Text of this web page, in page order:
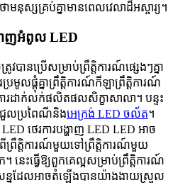
មនុស្សគ្រប់គ្នាមានពេលវេលាដ៏អស្ចារ្យ។
ាញអំពូល LED
រូវបានប្រើសម្រាប់ព្រឹត្តិការណ៍ផ្សេងៗគ្នា
មូលផ្តុំគ្នាព្រឹត្តិការណ៍កីឡាព្រឹត្តិការណ៍
រដាក់លក់ផលិតផលសិក្ខាសាលា។ បន្ទះ
ជួលប្រពៃណីនិងអេក្រង់ LED ចល័ត។
ថេរការបង្ហាញ LED LED អាច
រឹត្តិការណ៍មួយទៅព្រឹត្តិការណ៍មួយ
ះធ្វើឱ្យពួកគេល្អសម្រាប់ព្រឹត្តិការណ៍
សន្នដែលអាចតំឡើងបានយ៉ាងងាយស្រួល